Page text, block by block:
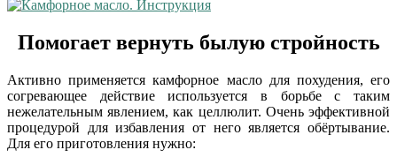
Помогает вернуть былую стройность
Активно применяется камфорное масло для похудения, его
согревающее действие используется в борьбе с таким
нежелательным явлением, как целлюлит. Очень эффективной
процедурой для избавления от него является обёртывание.
Для его приготовления нужно: